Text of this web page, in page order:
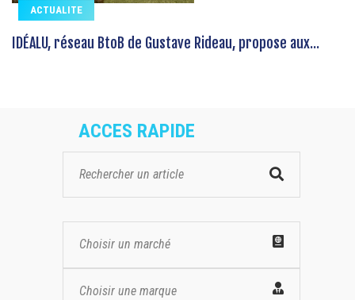
ACTUALITE
IDÉALU, réseau BtoB de Gustave Rideau, propose aux...
ACCES RAPIDE
Choisir un marché
Choisir une marque